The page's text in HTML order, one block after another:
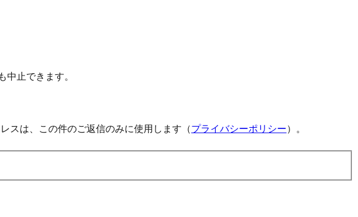
止できます。
スは、この件のご返信のみに使用します（プライバシーポリシー）。